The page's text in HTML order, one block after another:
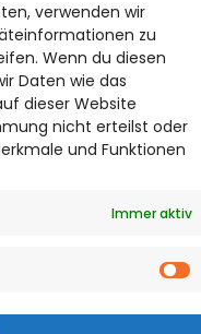
verwenden wir
zu
Wenn du diesen
Daten wie das
dieser Website
nicht erteilst oder
und Funktionen
Immer aktiv